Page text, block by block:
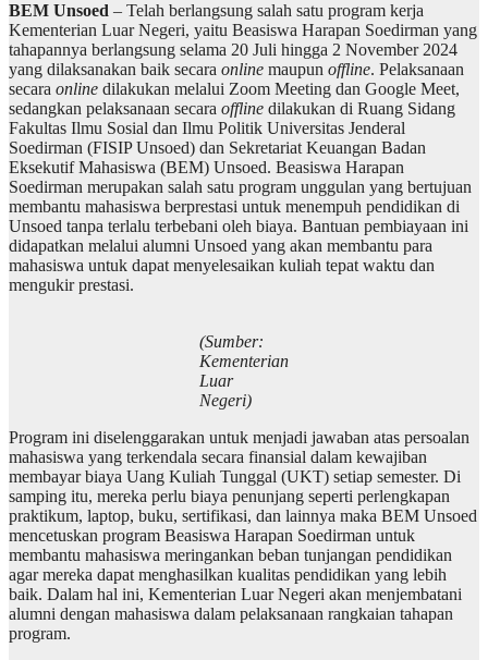
BEM Unsoed – Telah berlangsung salah satu program kerja
Kementerian Luar Negeri, yaitu Beasiswa Harapan Soedirman yang
tahapannya berlangsung selama 20 Juli hingga 2 November 2024
yang dilaksanakan baik secara online maupun offline. Pelaksanaan
secara online dilakukan melalui Zoom Meeting dan Google Meet,
sedangkan pelaksanaan secara offline dilakukan di Ruang Sidang
Fakultas Ilmu Sosial dan Ilmu Politik Universitas Jenderal
Soedirman (FISIP Unsoed) dan Sekretariat Keuangan Badan
Eksekutif Mahasiswa (BEM) Unsoed. Beasiswa Harapan
Soedirman merupakan salah satu program unggulan yang bertujuan
membantu mahasiswa berprestasi untuk menempuh pendidikan di
Unsoed tanpa terlalu terbebani oleh biaya. Bantuan pembiayaan ini
didapatkan melalui alumni Unsoed yang akan membantu para
mahasiswa untuk dapat menyelesaikan kuliah tepat waktu dan
mengukir prestasi.
(Sumber:
Kementerian
Luar
Negeri)
Program ini diselenggarakan untuk menjadi jawaban atas persoalan
mahasiswa yang terkendala secara finansial dalam kewajiban
membayar biaya Uang Kuliah Tunggal (UKT) setiap semester. Di
samping itu, mereka perlu biaya penunjang seperti perlengkapan
praktikum, laptop, buku, sertifikasi, dan lainnya maka BEM Unsoed
mencetuskan program Beasiswa Harapan Soedirman untuk
membantu mahasiswa meringankan beban tunjangan pendidikan
agar mereka dapat menghasilkan kualitas pendidikan yang lebih
baik. Dalam hal ini, Kementerian Luar Negeri akan menjembatani
alumni dengan mahasiswa dalam pelaksanaan rangkaian tahapan
program.